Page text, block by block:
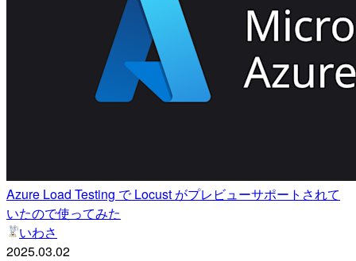
Azure Load Testing で Locust がプレビューサポートされて
いたので使ってみた
いわさ
2025.03.02